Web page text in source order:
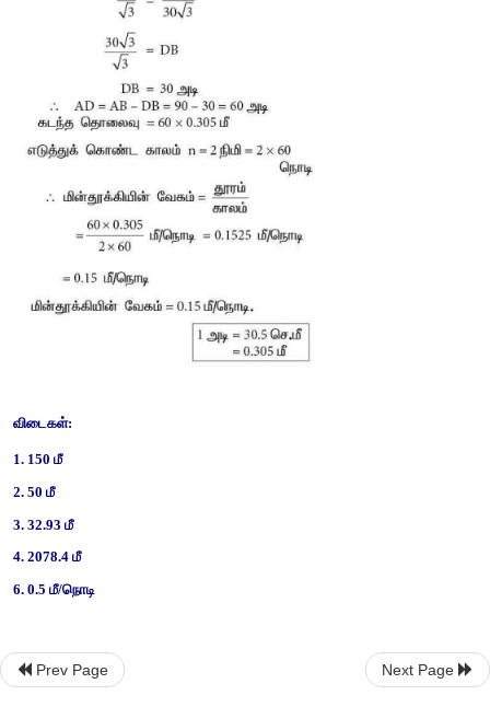
6. 90 அடி உயரமுள்ள கட்டடத்தின் மேலிருந்து ஒளி ஊடுருவும்
கொண்ட மின் தூக்கியானது கீழ் நோக்கி வருகிறது. கட்டடத்தின்
ஆகும். இரண்டு நிமிடம் கழித்து அதன் இறக்கக்கோணம் 30°
மின்தூக்கியின் நுழைவு வாயிலிருந்து நீரூற்று
30√3 அடி
Prev Page Next Page